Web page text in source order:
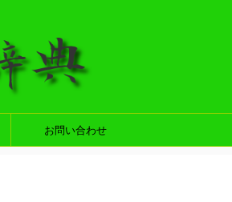
お問い合わせ